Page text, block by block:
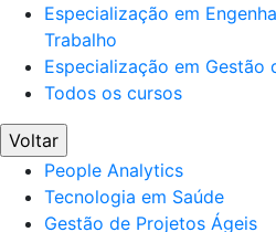
Especialização em
Trabalho
Especialização em Gestão
Todos os cursos
Voltar
People Analytics
Tecnologia em Saúde
Gestão de Projetos Ágeis